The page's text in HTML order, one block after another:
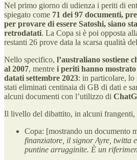
Nel primo giorno di udienza i periti di
spiegato come 71 dei 97 documenti,
per provare di essere Satoshi, siano
retrodatati. La Copa si è poi opposta
restanti 26 prove data la scarsa qualità
Nello specifico, l’australiano sostiene
al 2007, mentre i periti hanno mostrato
datati settembre 2023: in particolare, lo
stati eliminati centinaia di GB di dati e
alcuni documenti con l’utilizzo di
Il livello del dibattito, in alcuni frangenti,
Copa: [mostrando un documento
finanziatore, il signor Ayre, twitta
puntine arrugginite. È un